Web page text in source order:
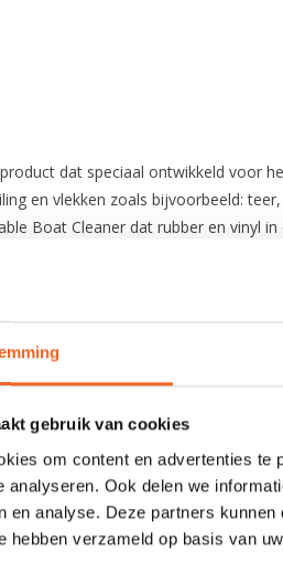
gebruik van cookies
om content en advertenties
analyseren. Ook delen we
en analyse. Deze partners
hebben verzameld op basis van
dat speciaal ontwikkeld voor
en vlekken zoals bijvoorbeeld:
Boat Cleaner dat rubber en vinyl
ronde beweging.
een schuurspons (niet bij